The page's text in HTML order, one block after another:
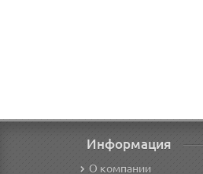
Информация
О компании